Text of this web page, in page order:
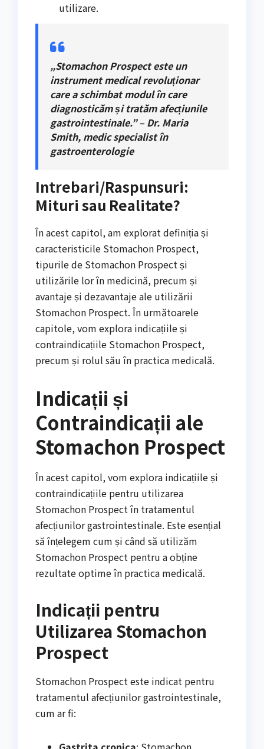
utilizare.
„Stomachon Prospect este un
instrument medical revoluționar
care a schimbat modul în care
diagnosticăm și tratăm afecțiunile
gastrointestinale.” – Dr. Maria
Smith, medic specialist în
gastroenterologie
Intrebari/Raspunsuri:
Mituri sau Realitate?
În acest capitol, am explorat definiția și
caracteristicile Stomachon Prospect,
tipurile de Stomachon Prospect și
utilizările lor în medicină, precum și
avantaje și dezavantaje ale utilizării
Stomachon Prospect. În următoarele
capitole, vom explora indicațiile și
contraindicațiile Stomachon Prospect,
precum și rolul său în practica medicală.
Indicații și
Contraindicații ale
Stomachon Prospect
În acest capitol, vom explora indicațiile și
contraindicațiile pentru utilizarea
Stomachon Prospect în tratamentul
afecțiunilor gastrointestinale. Este esențial
să înțelegem cum și când să utilizăm
Stomachon Prospect pentru a obține
rezultate optime în practica medicală.
Indicații pentru
Utilizarea Stomachon
Prospect
Stomachon Prospect este indicat pentru
tratamentul afecțiunilor gastrointestinale,
cum ar fi: